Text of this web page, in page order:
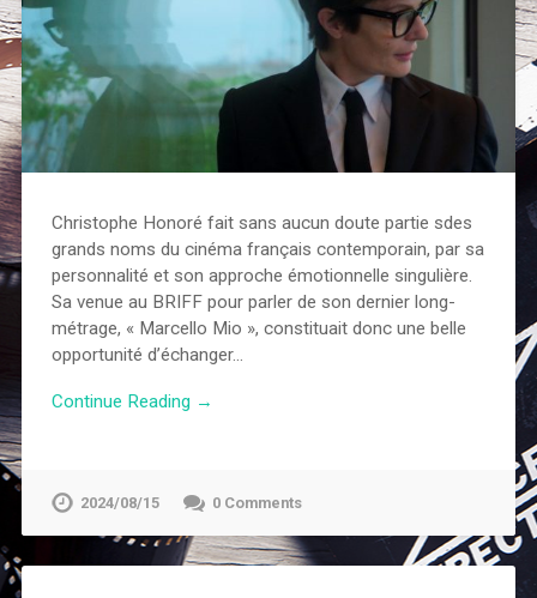
Christophe Honoré fait sans aucun doute partie sdes
grands noms du cinéma français contemporain, par sa
personnalité et son approche émotionnelle singulière.
Sa venue au BRIFF pour parler de son dernier long-
métrage, « Marcello Mio », constituait donc une belle
opportunité d’échanger…
Continue Reading →
2024/08/15 0 Comments